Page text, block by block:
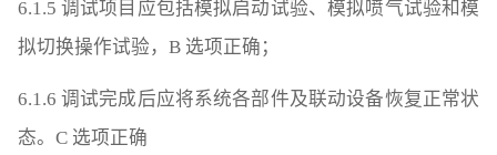
6.1.5 调试项目应包括模拟启动试验、模拟喷气试验和模
拟切换操作试验，B 选项正确；
6.1.6 调试完成后应将系统各部件及联动设备恢复正常状
态。C 选项正确